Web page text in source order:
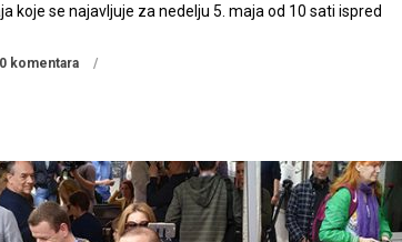
koje se najavljuje za nedelju 5. maja od 10 sati ispred
0 komentara